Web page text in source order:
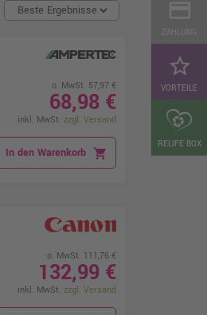
star_border
VORTEILE
RELIFE BOX
o. MwSt. 57,97 €
68,98 €
inkl. MwSt. zzgl. Versand
In den Warenkorb shopping_cart
o. MwSt. 111,76 €
132,99 €
inkl. MwSt. zzgl. Versand